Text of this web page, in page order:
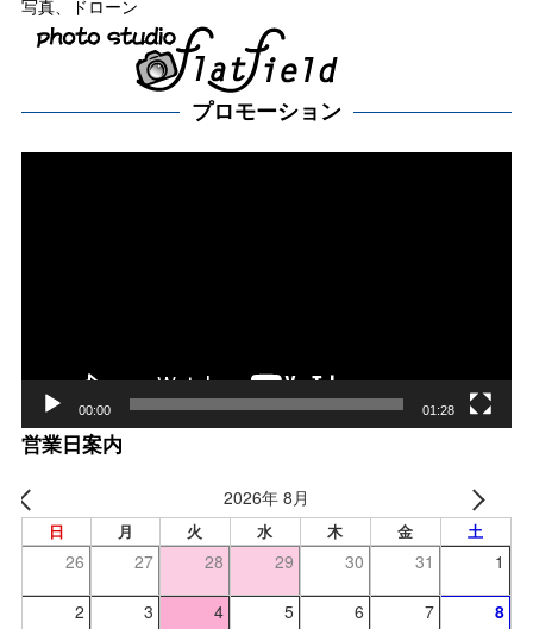
写真、ドローン
プロモーション
00:00 01:28
営業日案内
2026年 8月
日 月 火 水 木 金 土
26 27 28 29 30 31 1
2 3 4 5 6 7 8